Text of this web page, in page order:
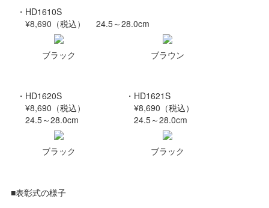
・HD1610S
¥8,690（税込） 24.5～28.0cm
ブラック ブラウン
・HD1620S
¥8,690（税込）
24.5～28.0cm
ブラック
・HD1621S
¥8,690（税込）
24.5～28.0cm
ブラック
■表彰式の様子